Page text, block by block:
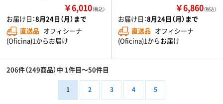
￥6,010（税込）
お届け日：8月24日（月）まで
直送品 オフィシーナ
(Oficina)1からお届け
￥6,860（税込）
お届け日：8月24日（月）まで
直送品 オフィシーナ
(Oficina)1からお届け
206件（249商品）中 1件目～50件目
1 2 3 4 5